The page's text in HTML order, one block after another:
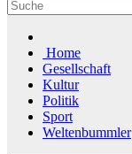
Home
Gesellschaft
Kultur
Politik
Sport
Weltenbummler